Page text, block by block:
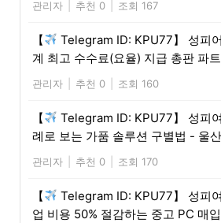
관리자 추천 0 조회 167
【
Telegram ID: KPU77】 성피
계 최고 수수료(요율) 지급 총판 파
관리자 추천 0 조회 160
【
Telegram ID: KPU77】 성피
례로 보는 가품 솔루션 구별법 - 울산
관리자 추천 0 조회 170
【
Telegram ID: KPU77】 성피
업 비용 50% 절감하는 중고 PC 매